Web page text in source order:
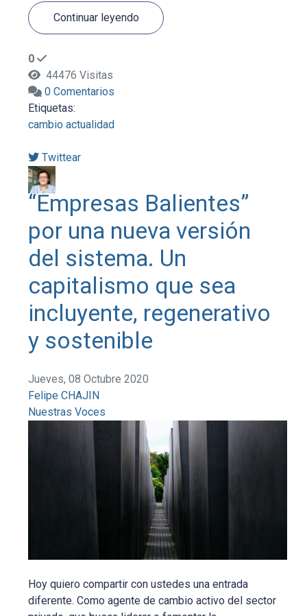
Continuar leyendo
0
44476 Visitas
0 Comentarios
Etiquetas:
cambio actualidad
Twittear
“Empresas Balientes”
por una nueva versión
del sistema. Un
capitalismo que sea
incluyente, regenerativo
y sostenible
Jueves, 08 Octubre 2020
Felipe CHAJIN
Nuestras Voces
Hoy quiero compartir con ustedes una entrada
diferente. Como agente de cambio activo del sector